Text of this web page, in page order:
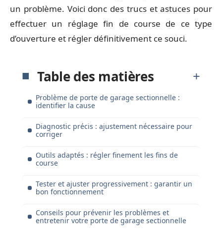
un problème. Voici donc des trucs et astuces pour
effectuer un réglage fin de course de ce type
d’ouverture et régler définitivement ce souci.
Table des matières
Problème de porte de garage sectionnelle :
identifier la cause
Diagnostic précis : ajustement nécessaire pour
corriger
Outils adaptés : régler finement les fins de
course
Tester et ajuster progressivement : garantir un
bon fonctionnement
Conseils pour prévenir les problèmes et
entretenir votre porte de garage sectionnelle